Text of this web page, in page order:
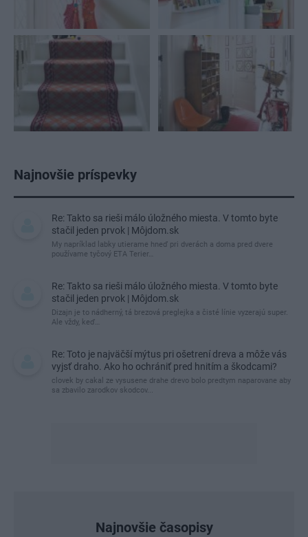
Najnovšie príspevky
Re: Takto sa rieši málo úložného miesta. V tomto byte
stačil jeden prvok | Môjdom.sk
My napríklad labky utierame hneď pri dverách a doma pred dvere
používame tyčový ETA Terier…
Re: Takto sa rieši málo úložného miesta. V tomto byte
stačil jeden prvok | Môjdom.sk
Dizajn je to nádherný, tá brezová preglejka a čisté línie vyzerajú super.
Ale vždy, keď…
Re: Toto je najväčší mýtus pri ošetrení dreva a môže vás
vyjsť draho. Ako ho ochrániť pred hnitím a škodcami?
clovek by cakal ze vysusene drahe drevo bolo predtym naparovane aby
sa zbavilo zarodkov skodcov...
Najnovšie časopisy